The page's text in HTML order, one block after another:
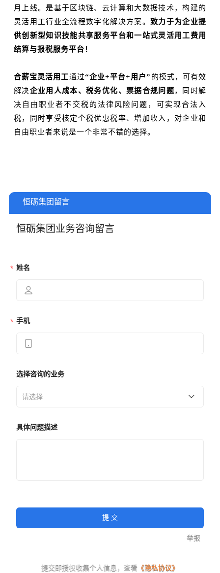
月上线。是基于区块链、云计算和大数据技术，构建的
灵活用工行业全流程数字化解决方案。 致力于为企业提
供创新型知识技能共享服务平台和一站式灵活用工费用
结算与报税服务平台！
合薪宝灵活用工通过“企业+平台+用户” 的模式，可有效
解决企业用人成本、税务优化、票据合规问题，同时解
决自由职业者不交税的法律风险问题，可实现合法入
税，同时享受核定个税优惠税率、增加收入，对企业和
自由职业者来说是一个非常不错的选择。